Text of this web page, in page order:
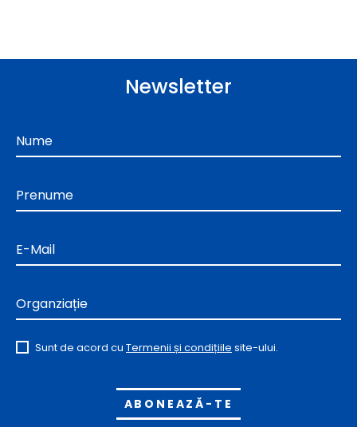
Newsletter
Nume
Prenume
E-Mail
Organziație
Sunt de acord cu Termenii și condițiile site-ului.